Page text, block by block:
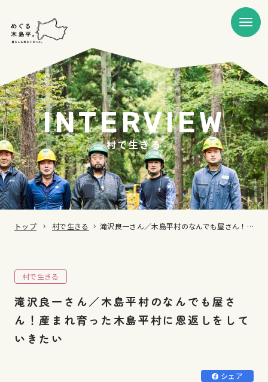
INTERVIEW
村で生きる
トップ 村で生きる 滝沢良一さん／木島平村のなんでも屋さん！産まれ育った木島平村に恩返しをしていきたい
村で生きる
滝沢良一さん／木島平村のなんでも屋さ
ん！産まれ育った木島平村に恩返しをして
いきたい
シェア